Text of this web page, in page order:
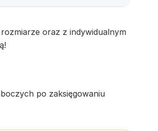
oraz z indywidualnym
po zaksięgowaniu